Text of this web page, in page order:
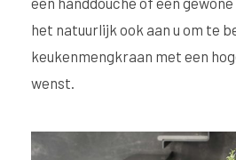
het natuurlijk ook aan u om te
keukenmengkraan met een
wenst.